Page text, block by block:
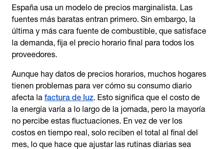
España usa un modelo de precios marginalista. Las
fuentes más baratas entran primero. Sin embargo, la
última y más cara fuente de combustible, que satisface
la demanda, fija el precio horario final para todos los
proveedores.
Aunque hay datos de precios horarios, muchos hogares
tienen problemas para ver cómo su consumo diario
afecta la factura de luz. Esto significa que el costo de
la energía varía a lo largo de la jornada, pero la mayoría
no percibe estas fluctuaciones. En vez de ver los
costos en tiempo real, solo reciben el total al final del
mes, lo que hace que ajustar las rutinas diarias sea